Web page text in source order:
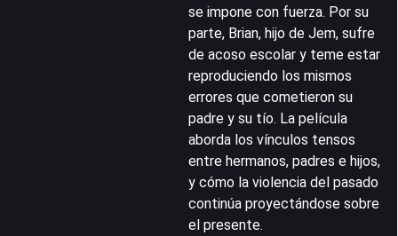
se impone con fuerza. Por su
parte, Brian, hijo de Jem, sufre
de acoso escolar y teme estar
reproduciendo los mismos
errores que cometieron su
padre y su tío. La película
aborda los vínculos tensos
entre hermanos, padres e hijos,
y cómo la violencia del pasado
continúa proyectándose sobre
el presente.